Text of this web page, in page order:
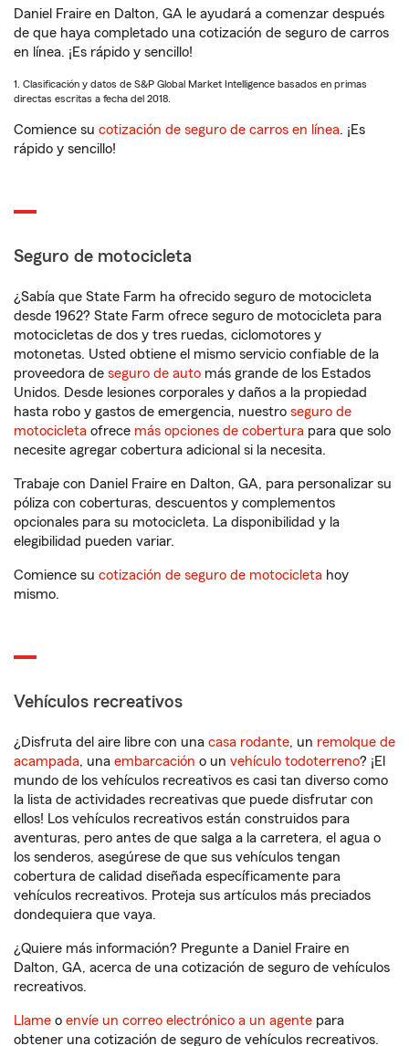
Daniel Fraire en Dalton, GA le ayudará a comenzar después
de que haya completado una cotización de seguro de carros
en línea. ¡Es rápido y sencillo!
1. Clasificación y datos de S&P Global Market Intelligence basados en primas
directas escritas a fecha del 2018.
Comience su cotización de seguro de carros en línea. ¡Es
rápido y sencillo!
Seguro de motocicleta
¿Sabía que State Farm ha ofrecido seguro de motocicleta
desde 1962? State Farm ofrece seguro de motocicleta para
motocicletas de dos y tres ruedas, ciclomotores y
motonetas. Usted obtiene el mismo servicio confiable de la
proveedora de seguro de auto más grande de los Estados
Unidos. Desde lesiones corporales y daños a la propiedad
hasta robo y gastos de emergencia, nuestro seguro de
motocicleta ofrece más opciones de cobertura para que solo
necesite agregar cobertura adicional si la necesita.
Trabaje con Daniel Fraire en Dalton, GA, para personalizar su
póliza con coberturas, descuentos y complementos
opcionales para su motocicleta. La disponibilidad y la
elegibilidad pueden variar.
Comience su cotización de seguro de motocicleta hoy
mismo.
Vehículos recreativos
¿Disfruta del aire libre con una casa rodante, un remolque de
acampada, una embarcación o un vehículo todoterreno? ¡El
mundo de los vehículos recreativos es casi tan diverso como
la lista de actividades recreativas que puede disfrutar con
ellos! Los vehículos recreativos están construidos para
aventuras, pero antes de que salga a la carretera, el agua o
los senderos, asegúrese de que sus vehículos tengan
cobertura de calidad diseñada específicamente para
vehículos recreativos. Proteja sus artículos más preciados
dondequiera que vaya.
¿Quiere más información? Pregunte a Daniel Fraire en
Dalton, GA, acerca de una cotización de seguro de vehículos
recreativos.
Llame o envíe un correo electrónico a un agente para
obtener una cotización de seguro de vehículos recreativos.